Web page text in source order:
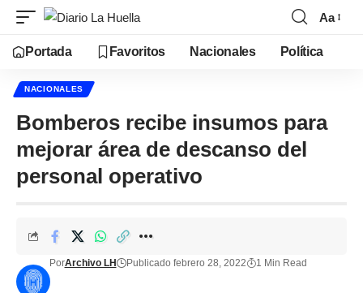
Aa
Portada Favoritos Nacionales Política
NACIONALES
Bomberos recibe insumos para
mejorar área de descanso del
personal operativo
PorArchivo LH Publicado febrero 28, 2022 1 Min Read